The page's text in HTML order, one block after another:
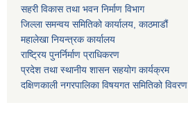
सहरी विकास तथा भवन निर्माण विभाग
जिल्ला समन्वय समितिको कार्यालय, काठमाडौं
महालेखा नियन्त्रक कार्यालय
राष्ट्रिय पुनर्निर्माण प्राधिकरण
प्रदेश तथा स्थानीय शासन सहयोग कार्यक्रम
दक्षिणकाली नगरपालिका विषयगत समितिको विवरण